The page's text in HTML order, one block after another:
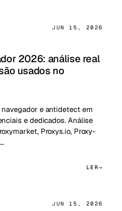
JUN 15, 2026
2026: análise real
usados no
e antidetect em
e dedicados. Análise
Proxys.io, Proxy-
LER
JUN 15, 2026